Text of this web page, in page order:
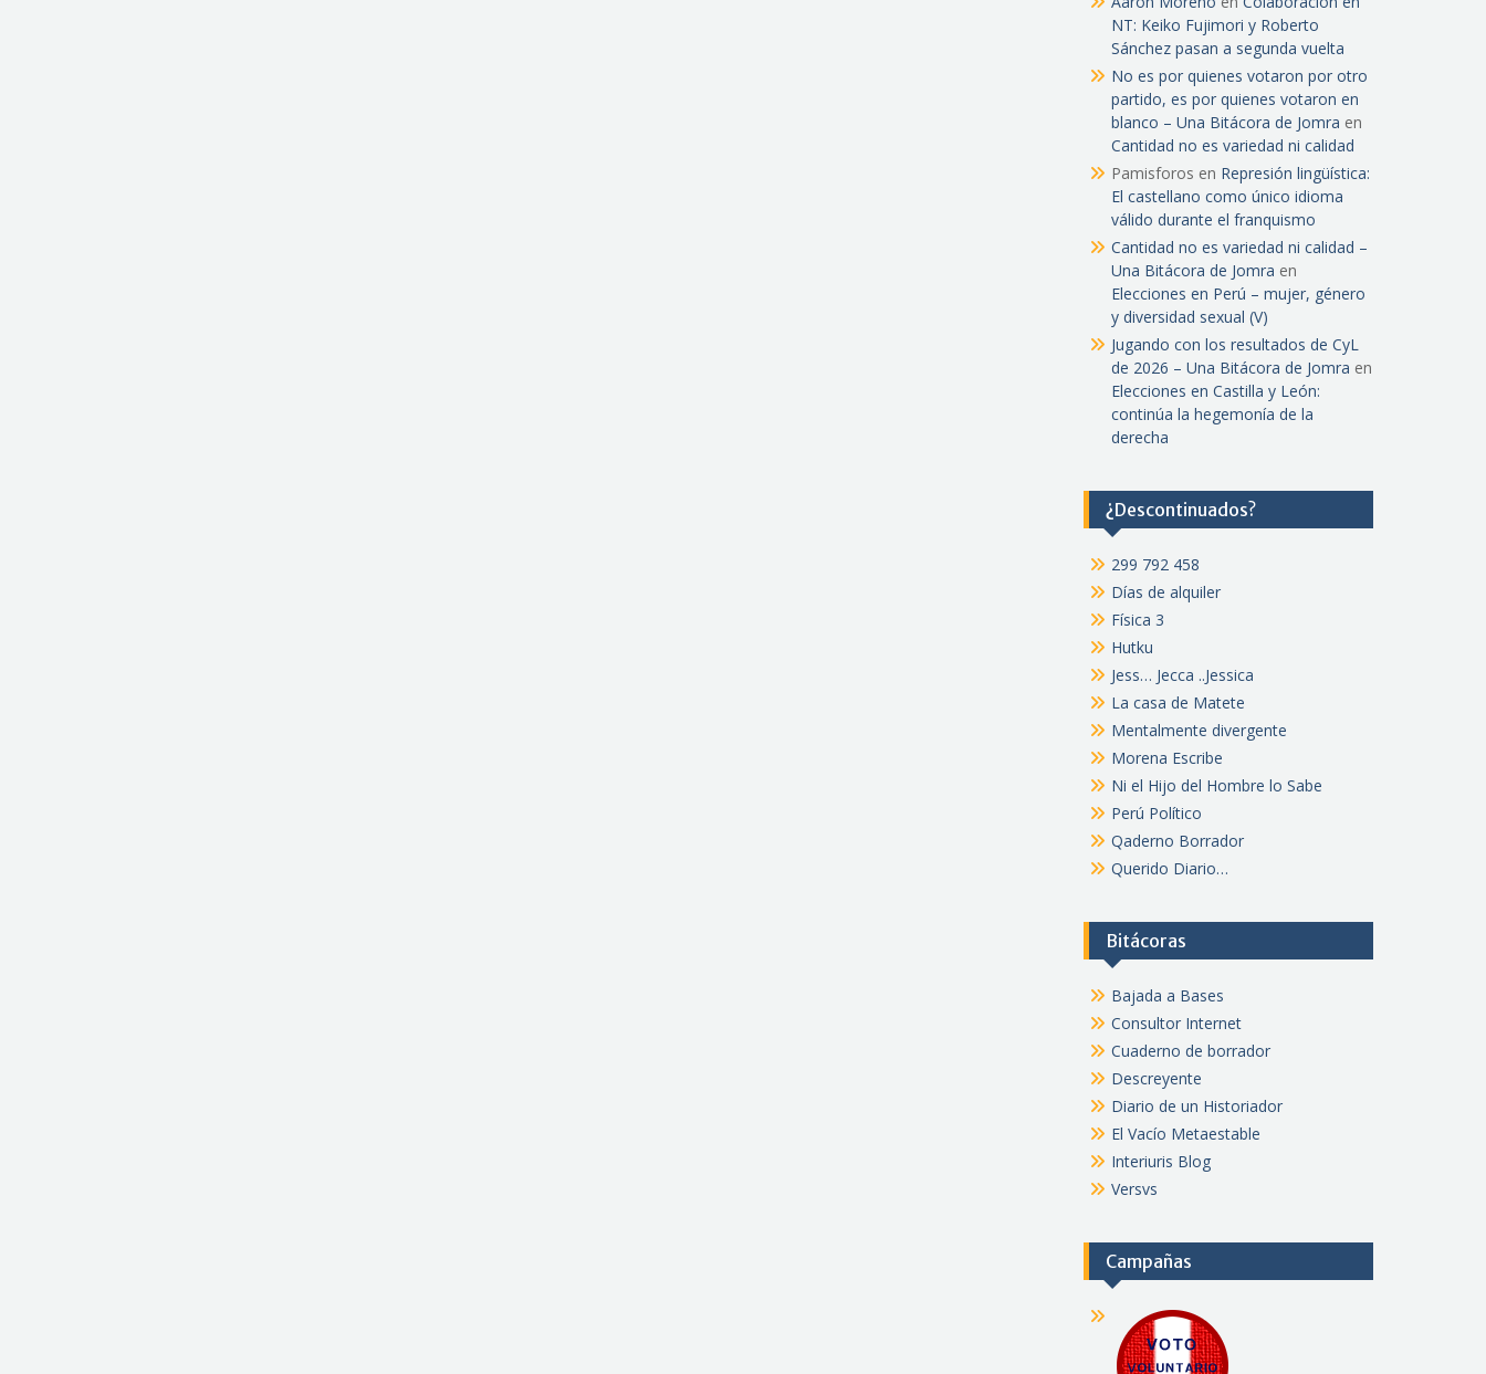
NT: Keiko Fujimori y Roberto
Sánchez pasan a segunda vuelta
No es por quienes votaron por otro
partido, es por quienes votaron en
blanco – Una Bitácora de Jomra en
Cantidad no es variedad ni calidad
Pamisforos en Represión lingüística:
El castellano como único idioma
válido durante el franquismo
Cantidad no es variedad ni calidad –
Una Bitácora de Jomra en
Elecciones en Perú – mujer, género
y diversidad sexual (V)
Jugando con los resultados de CyL
de 2026 – Una Bitácora de Jomra en
Elecciones en Castilla y León:
continúa la hegemonía de la
derecha
¿Descontinuados?
299 792 458
Días de alquiler
Física 3
Hutku
Jess… Jecca ..Jessica
La casa de Matete
Mentalmente divergente
Morena Escribe
Ni el Hijo del Hombre lo Sabe
Perú Político
Qaderno Borrador
Querido Diario…
Bitácoras
Bajada a Bases
Consultor Internet
Cuaderno de borrador
Descreyente
Diario de un Historiador
El Vacío Metaestable
Interiuris Blog
Versvs
Campañas